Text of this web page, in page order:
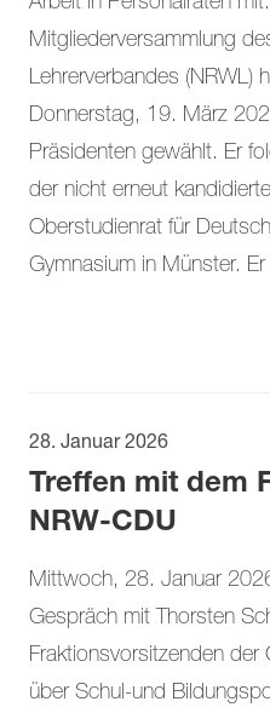
Mitgliederversammlung
Lehrerverbandes (NRWL)
Donnerstag, 19. März
Präsidenten gewählt. Er
der nicht erneut
Oberstudienrat für
Gymnasium in Münster.
28. Januar 2026
Treffen mit dem
NRW-CDU
Mittwoch, 28. Januar
Gespräch mit Thorsten
Fraktionsvorsitzenden
über Schul-und